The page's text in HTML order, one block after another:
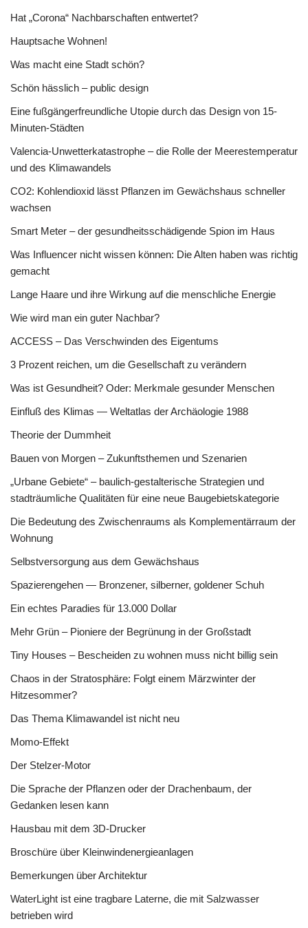
Hat „Corona“ Nachbarschaften entwertet?
Hauptsache Wohnen!
Was macht eine Stadt schön?
Schön hässlich – public design
Eine fußgängerfreundliche Utopie durch das Design von 15-
Minuten-Städten
Valencia-Unwetterkatastrophe – die Rolle der Meerestemperatur
und des Klimawandels
CO2: Kohlendioxid lässt Pflanzen im Gewächshaus schneller
wachsen
Smart Meter – der gesundheitsschädigende Spion im Haus
Was Influencer nicht wissen können: Die Alten haben was richtig
gemacht
Lange Haare und ihre Wirkung auf die menschliche Energie
Wie wird man ein guter Nachbar?
ACCESS – Das Verschwinden des Eigentums
3 Prozent reichen, um die Gesellschaft zu verändern
Was ist Gesundheit? Oder: Merkmale gesunder Menschen
Einfluß des Klimas — Weltatlas der Archäologie 1988
Theorie der Dummheit
Bauen von Morgen – Zukunftsthemen und Szenarien
„Urbane Gebiete“ – baulich-gestalterische Strategien und
stadträumliche Qualitäten für eine neue Baugebietskategorie
Die Bedeutung des Zwischenraums als Komplementärraum der
Wohnung
Selbstversorgung aus dem Gewächshaus
Spazierengehen — Bronzener, silberner, goldener Schuh
Ein echtes Paradies für 13.000 Dollar
Mehr Grün – Pioniere der Begrünung in der Großstadt
Tiny Houses – Bescheiden zu wohnen muss nicht billig sein
Chaos in der Stratosphäre: Folgt einem Märzwinter der
Hitzesommer?
Das Thema Klimawandel ist nicht neu
Momo-Effekt
Der Stelzer-Motor
Die Sprache der Pflanzen oder der Drachenbaum, der
Gedanken lesen kann
Hausbau mit dem 3D-Drucker
Broschüre über Kleinwindenergieanlagen
Bemerkungen über Architektur
WaterLight ist eine tragbare Laterne, die mit Salzwasser
betrieben wird